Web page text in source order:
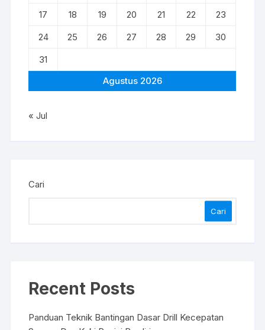
Agustus 2026
17
18 19 20 21 22
23
24
25 26 27 28 29
30
31
« Jul
Cari
Cari
Recent Posts
Panduan Teknik Bantingan Dasar Drill Kecepatan